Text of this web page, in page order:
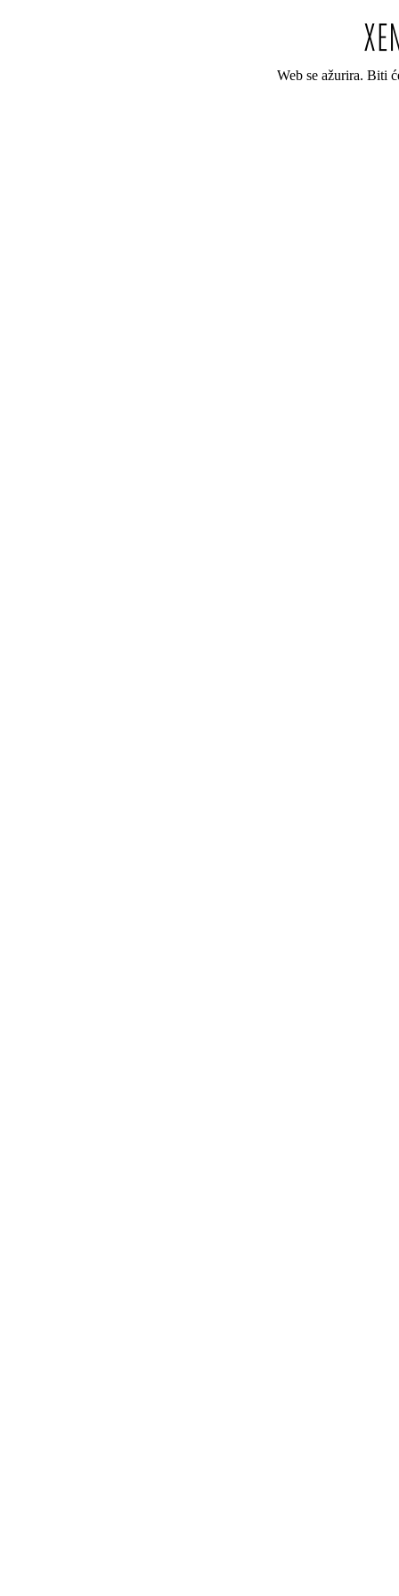
Web se ažurira. Biti